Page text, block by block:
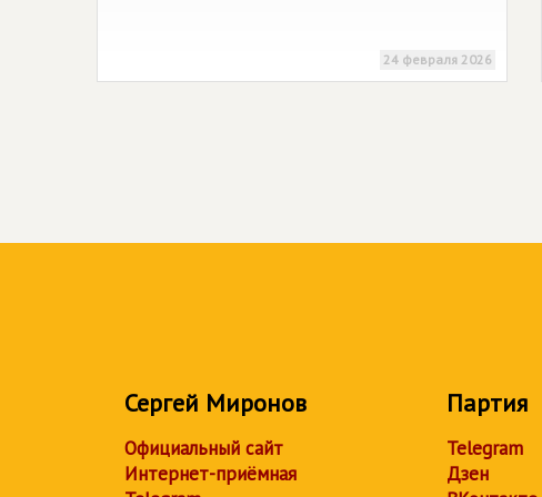
24 февраля 2026
Сергей Миронов
Официальный сайт
Интернет-приёмная
Партия
Telegram
Дзен